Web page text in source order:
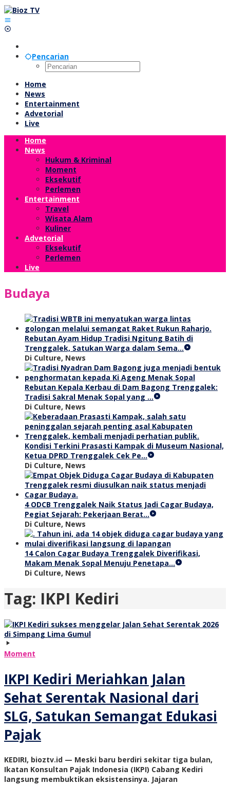
Lewati
ke
konten
Pencarian
Home
News
Entertainment
Advetorial
Live
Home
News
Hukum & Kriminal
Moment
Eksekutif
Perlemen
Entertainment
Travel
Wisata Alam
Kuliner
Advetorial
Eksekutif
Perlemen
Live
Budaya
Rebutan Ayam Hidup Tradisi Ngitung Batih di
Trenggalek, Satukan Warga dalam Sema…
Di Culture, News
Rebutan Kepala Kerbau di Dam Bagong Trenggalek:
Tradisi Sakral Menak Sopal yang …
Di Culture, News
Kondisi Terkini Prasasti Kampak di Museum Nasional,
Ketua DPRD Trenggalek Cek Pe…
Di Culture, News
4 ODCB Trenggalek Naik Status Jadi Cagar Budaya,
Pegiat Sejarah: Pekerjaan Berat…
Di Culture, News
14 Calon Cagar Budaya Trenggalek Diverifikasi,
Makam Menak Sopal Menuju Penetapa…
Di Culture, News
Tag: IKPI Kediri
Moment
IKPI Kediri Meriahkan Jalan
Sehat Serentak Nasional dari
SLG, Satukan Semangat Edukasi
Pajak
KEDIRI, bioztv.id — Meski baru berdiri sekitar tiga bulan,
Ikatan Konsultan Pajak Indonesia (IKPI) Cabang Kediri
langsung membuktikan eksistensinya. Jajaran